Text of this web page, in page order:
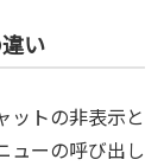
い
ットの非表示と
ューの呼び出し